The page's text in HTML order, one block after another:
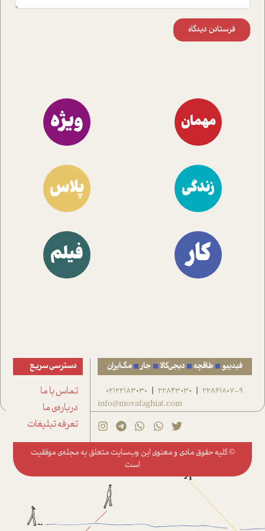
فرستادن دیدگاه
مهمان ویژه
زندگی پلاس
کار فیلم
فیدیبو طاقچه دیجی‌کالا جار مگ‌ایران
22861807-9
|
22843030
|
02122183030
info@movafaghiat.com
دسترسی سریع
تماس با ما
درباره‌ی ما
تعرفه تبلیغات
© کلیه حقوق مادی و معنوی این وب‌سایت متعلق به مجله‌ی موفقیت
است